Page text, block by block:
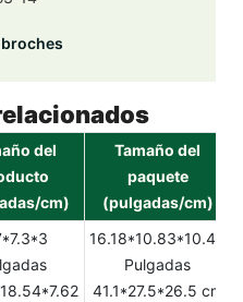
del
cm)
Tamaño del
paquete
(pulgadas/cm)
16.18*10.83*10.43
Pulgadas
41.1*27.5*26.5 cm